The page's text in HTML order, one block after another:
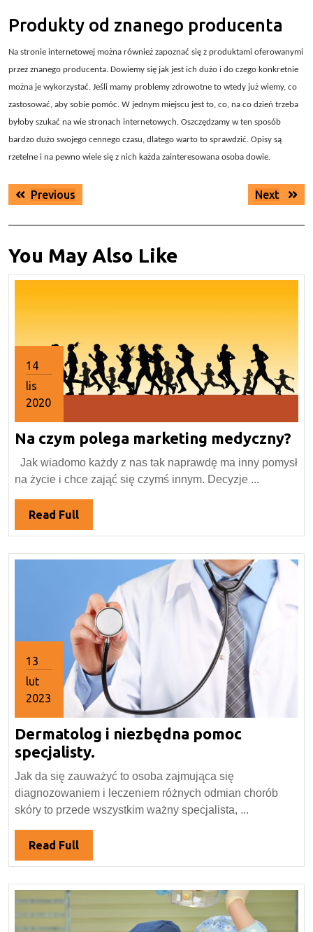
Produkty od znanego producenta
Na stronie internetowej można również zapoznać się z produktami oferowanymi
przez znanego producenta. Dowiemy się jak jest ich dużo i do czego konkretnie
można je wykorzystać. Jeśli mamy problemy zdrowotne to wtedy już wiemy, co
zastosować, aby sobie pomóc. W jednym miejscu jest to, co, na co dzień trzeba
byłoby szukać na wie stronach internetowych. Oszczędzamy w ten sposób
bardzo dużo swojego cennego czasu, dlatego warto to sprawdzić. Opisy są
rzetelne i na pewno wiele się z nich każda zainteresowana osoba dowie.
Nawigacja
wpisu
Previous Next
Next
You May Also Like
14
lis
2020
listopada
Na czym polega marketing medyczny?
Jak wiadomo każdy z nas tak naprawdę ma inny pomysł
na życie i chce zająć się czymś innym. Decyzje ...
Read FullRead
Full
13
lut
2023
lutego
2023
Dermatolog i niezbędna pomoc
specjalisty.
niezbędna
pomoc
Jak da się zauważyć to osoba zajmująca się
diagnozowaniem i leczeniem różnych odmian chorób
skóry to przede wszystkim ważny specjalista, ...
Read FullRead
Full